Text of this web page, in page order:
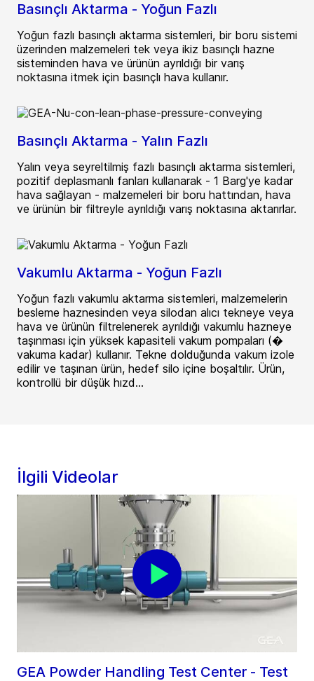
Basınçlı Aktarma - Yoğun Fazlı
Yoğun fazlı basınçlı aktarma sistemleri, bir boru sistemi
üzerinden malzemeleri tek veya ikiz basınçlı hazne
sisteminden hava ve ürünün ayrıldığı bir varış
noktasına itmek için basınçlı hava kullanır.
Basınçlı Aktarma - Yalın Fazlı
Yalın veya seyreltilmiş fazlı basınçlı aktarma sistemleri,
pozitif deplasmanlı fanları kullanarak - 1 Barg'ye kadar
hava sağlayan - malzemeleri bir boru hattından, hava
ve ürünün bir filtreyle ayrıldığı varış noktasına aktarırlar.
Vakumlu Aktarma - Yoğun Fazlı
Yoğun fazlı vakumlu aktarma sistemleri, malzemelerin
besleme haznesinden veya silodan alıcı tekneye veya
hava ve ürünün filtrelenerek ayrıldığı vakumlu hazneye
taşınması için yüksek kapasiteli vakum pompaları (�
vakuma kadar) kullanır. Tekne dolduğunda vakum izole
edilir ve taşınan ürün, hedef silo içine boşaltılır. Ürün,
kontrollü bir düşük hızd...
İlgili Videolar
GEA Powder Handling Test Center - Test